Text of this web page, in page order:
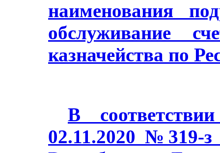
наименования
обслуживание
казначейства по
В
02.11.2020 №319-